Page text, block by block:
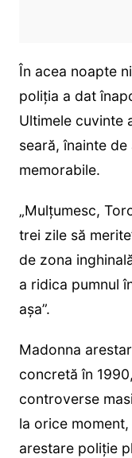
În acea noapte
poliția a dat
Ultimele cuvinte
seară, înainte
memorabile.
„Mulțumesc,
trei zile să
de zona
a ridica pumnul
așa”.
Madonna
concretă în
controverse
la orice
arestare poliție